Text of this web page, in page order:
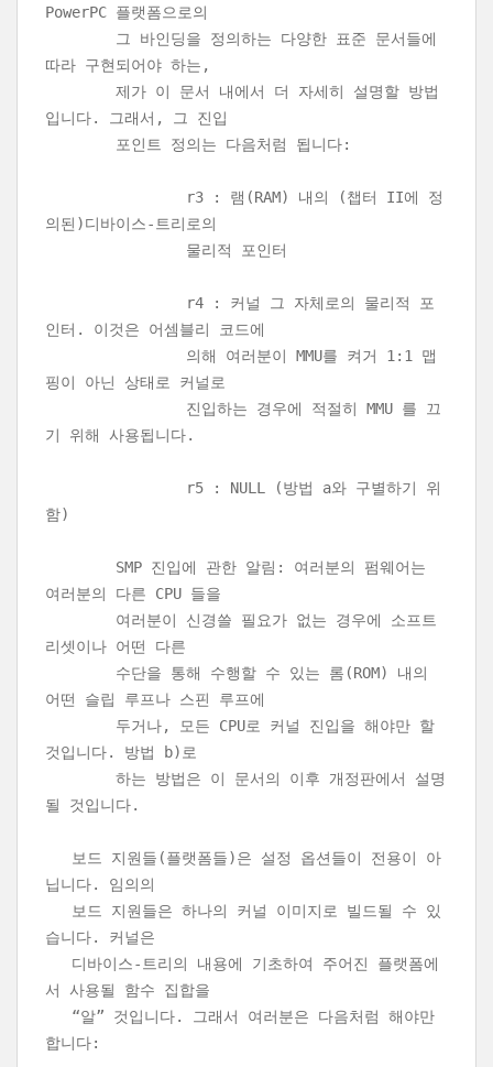
PowerPC 플랫폼으로의
그 바인딩을 정의하는 다양한 표준 문서들에
따라 구현되어야 하는,
제가 이 문서 내에서 더 자세히 설명할 방법
입니다. 그래서, 그 진입
포인트 정의는 다음처럼 됩니다:
r3 : 램(RAM) 내의 (챕터 II에 정
의된)디바이스-트리로의
물리적 포인터
r4 : 커널 그 자체로의 물리적 포
인터. 이것은 어셈블리 코드에
의해 여러분이 MMU를 켜거 1:1 맵
핑이 아닌 상태로 커널로
진입하는 경우에 적절히 MMU 를 끄
기 위해 사용됩니다.
r5 : NULL (방법 a와 구별하기 위
함)
SMP 진입에 관한 알림: 여러분의 펌웨어는
여러분의 다른 CPU 들을
여러분이 신경쓸 필요가 없는 경우에 소프트
리셋이나 어떤 다른
수단을 통해 수행할 수 있는 롬(ROM) 내의
어떤 슬립 루프나 스핀 루프에
두거나, 모든 CPU로 커널 진입을 해야만 할
것입니다. 방법 b)로
하는 방법은 이 문서의 이후 개정판에서 설명
될 것입니다.
보드 지원들(플랫폼들)은 설정 옵션들이 전용이 아
닙니다. 임의의
보드 지원들은 하나의 커널 이미지로 빌드될 수 있
습니다. 커널은
디바이스-트리의 내용에 기초하여 주어진 플랫폼에
서 사용될 함수 집합을
“알” 것입니다. 그래서 여러분은 다음처럼 해야만
합니다: